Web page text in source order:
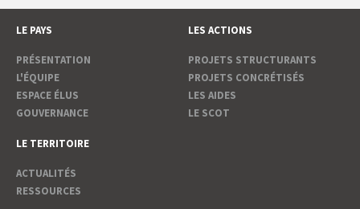
LE PAYS
PRÉSENTATION
L'ÉQUIPE
ESPACE ÉLUS
GOUVERNANCE
LES ACTIONS
PROJETS STRUCTURANTS
PROJETS CONCRÉTISÉS
LES AIDES
LE SCOT
LE TERRITOIRE
ACTUALITÉS
RESSOURCES